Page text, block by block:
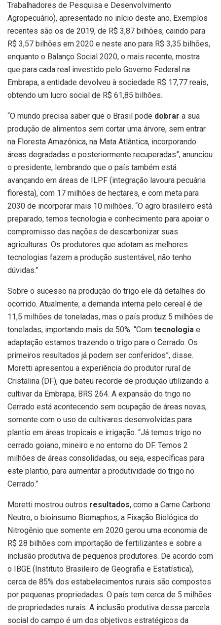
Trabalhadores de Pesquisa e Desenvolvimento
Agropecuário), apresentado no início deste ano. Exemplos
recentes são os de 2019, de R$ 3,87 bilhões, caindo para
R$ 3,57 bilhões em 2020 e neste ano para R$ 3,35 bilhões,
enquanto o Balanço Social 2020, o mais recente, mostra
que para cada real investido pelo Governo Federal na
Embrapa, a entidade devolveu à sociedade R$ 17,77 reais,
obtendo um lucro social de R$ 61,85 bilhões.
“O mundo precisa saber que o Brasil pode dobrar a sua
produção de alimentos sem cortar uma árvore, sem entrar
na Floresta Amazônica, na Mata Atlântica, incorporando
áreas degradadas e posteriormente recuperadas”, anunciou
o presidente, lembrando que o país também está
avançando em áreas de ILPF (integração lavoura pecuária
floresta), com 17 milhões de hectares, e com meta para
2030 de incorporar mais 10 milhões. “O agro brasileiro está
preparado, temos tecnologia e conhecimento para apoiar o
compromisso das nações de descarbonizar suas
agriculturas. Os produtores que adotam as melhores
tecnologias fazem a produção sustentável, não tenho
dúvidas.”
Sobre o sucesso na produção do trigo ele dá detalhes do
ocorrido. Atualmente, a demanda interna pelo cereal é de
11,5 milhões de toneladas, mas o país produz 5 milhões de
toneladas, importando mais de 50%. “Com tecnologia e
adaptação estamos trazendo o trigo para o Cerrado. Os
primeiros resultados já podem ser conferidos”, disse.
Moretti apresentou a experiência do produtor rural de
Cristalina (DF), que bateu recorde de produção utilizando a
cultivar da Embrapa, BRS 264. A expansão do trigo no
Cerrado está acontecendo sem ocupação de áreas novas,
somente com o uso de cultivares desenvolvidas para
plantio em áreas tropicais e irrigação. “Já temos trigo no
cerrado goiano, mineiro e no entorno do DF. Temos 2
milhões de áreas consolidadas, ou seja, específicas para
este plantio, para aumentar a produtividade do trigo no
Cerrado.”
Moretti mostrou outros resultados, como a Carne Carbono
Neutro, o bioinsumo Biomaphos, a Fixação Biológica do
Nitrogênio que somente em 2020 gerou uma economia de
R$ 28 bilhões com importação de fertilizantes e sobre a
inclusão produtiva de pequenos produtores. De acordo com
o IBGE (Instituto Brasileiro de Geografia e Estatística),
cerca de 85% dos estabelecimentos rurais são compostos
por pequenas propriedades. O país tem cerca de 5 milhões
de propriedades rurais. A inclusão produtiva dessa parcela
social do campo é um dos objetivos estratégicos da